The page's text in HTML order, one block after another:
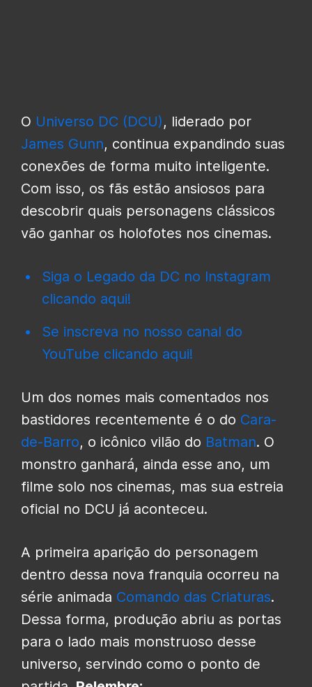
O Universo DC (DCU), liderado por
James Gunn, continua expandindo suas
conexões de forma muito inteligente.
Com isso, os fãs estão ansiosos para
descobrir quais personagens clássicos
vão ganhar os holofotes nos cinemas.
Siga o Legado da DC no Instagram
clicando aqui!
Se inscreva no nosso canal do
YouTube clicando aqui!
Um dos nomes mais comentados nos
bastidores recentemente é o do Cara-
de-Barro, o icônico vilão do Batman. O
monstro ganhará, ainda esse ano, um
filme solo nos cinemas, mas sua estreia
oficial no DCU já aconteceu.
A primeira aparição do personagem
dentro dessa nova franquia ocorreu na
série animada Comando das Criaturas.
Dessa forma, produção abriu as portas
para o lado mais monstruoso desse
universo, servindo como o ponto de